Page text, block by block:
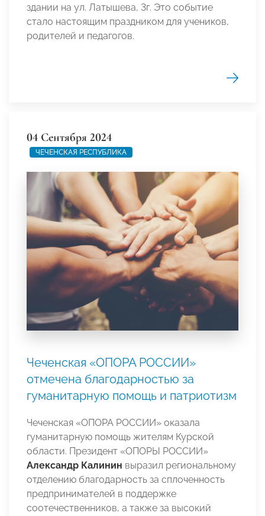
здании на ул. Латышева, 3г. Это событие
стало настоящим праздником для учеников,
родителей и педагогов.
04 Сентября 2024
ЧЕЧЕНСКАЯ РЕСПУБЛИКА
Чеченская «ОПОРА РОССИИ»
отмечена благодарностью за
гуманитарную помощь и патриотизм
Чеченская «ОПОРА РОССИИ» оказала
гуманитарную помощь жителям Курской
области. Президент «ОПОРЫ РОССИИ»
Александр Калинин выразил региональному
отделению благодарность за сплоченность
предпринимателей в поддержке
соотечественников, а также за высокий